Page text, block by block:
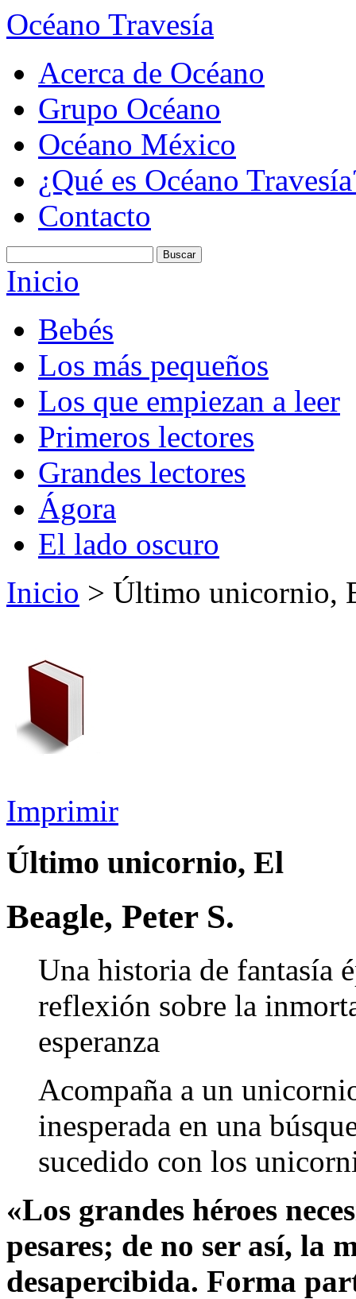
Océano Travesía
Acerca de Océano
Grupo Océano
Océano México
¿Qué es Océano
Contacto
Inicio
Bebés
Los más pequeños
Los que empiezan a leer
Primeros lectores
Grandes lectores
Ágora
El lado oscuro
Inicio > Último unicornio,
Imprimir
Último unicornio, El
Beagle, Peter S.
Una historia de fantasía
reflexión sobre la
esperanza
Acompaña a un
inesperada en una
sucedido con los
«Los grandes héroes
pesares; de no ser así, la
desapercibida. Forma